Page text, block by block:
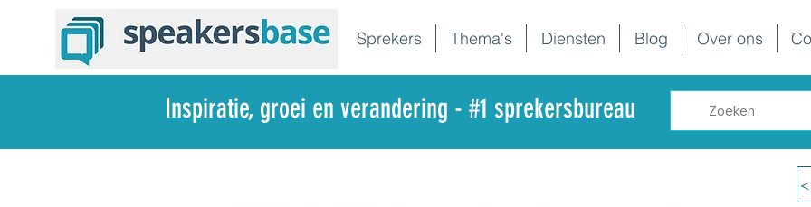
Sprekers Thema's Diensten Blog Over ons
Inspiratie, groei en verandering - #1 sprekersbureau